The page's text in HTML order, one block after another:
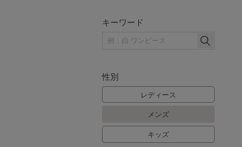
キーワード
性別
レディース
メンズ
キッズ